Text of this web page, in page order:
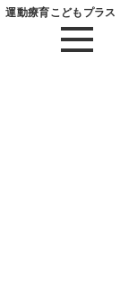
動療育こどもプラス